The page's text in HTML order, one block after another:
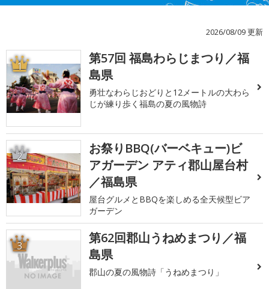
2026/08/09 更新
1
第57回 福島わらじまつり／福
島県
勇壮なわらじおどりと12メートルの大わら
じが練り歩く福島の夏の風物詩
2
お祭りBBQ(バーベキュー)ビ
アガーデン アティ郡山屋台村
／福島県
屋台グルメとBBQを楽しめる全天候型ビア
ガーデン
3
第62回郡山うねめまつり／福
島県
郡山の夏の風物詩「うねめまつり」